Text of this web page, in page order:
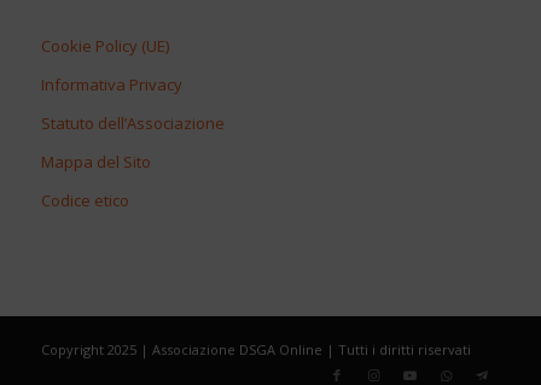
Cookie Policy (UE)
Informativa Privacy
Statuto dell’Associazione
Mappa del Sito
Codice etico
Copyright 2025 | Associazione DSGA Online | Tutti i diritti riservati